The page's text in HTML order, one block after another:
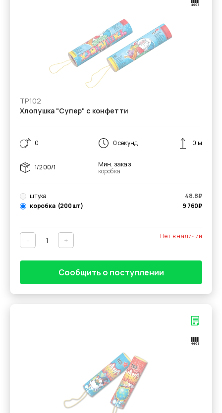
ТР102
Хлопушка "Супер" с конфетти
0 0 секунд 0 м
1/200/1
Мин. заказ
коробка
штука 48.8₽
коробка (200 шт) 9 760₽
- + Нет в наличии
Сообщить о поступлении